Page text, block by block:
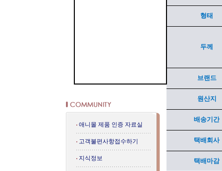
애니몰 제품 인증 자료실
고객불편사항접수하기
지식정보
형태
두께
브랜드
원산지
배송기간
택배회사
택배마감